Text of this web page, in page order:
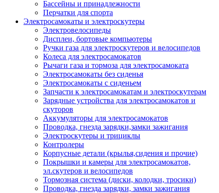
Бассейны и принадлежности
Перчатки для спорта
Электросамокаты и электроскутеры
Электровелосипеды
Дисплеи, бортовые компьютеры
Ручки газа для электроскутеров и велосипедов
Колеса для электросамокатов
Рычаги газа и тормоза для электросамоката
Электросамокаты без сиденья
Электросамокаты с сиденьем
Запчасти к электросамокатам и электроскутерам
Зарядные устройства для электросамокатов и
скуторов
Аккумуляторы для электросамокатов
Проводка, гнезда зарядки,замки зажигания
Электроскутеры и трициклы
Контролеры
Корпусные детали (крылья,сидения и прочие)
Покрышки и камеры для электросамокатов,
эл.скутеров и велосипедов
Тормозная система (диски, колодки, тросики)
Проводка, гнезда зарядки, замки зажигания